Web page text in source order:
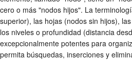
cero o más "nodos hijos". La
superior), las hojas (nodos sin hijos),
los niveles o profundidad (distancia
excepcionalmente potentes para
permita búsquedas, inserciones y